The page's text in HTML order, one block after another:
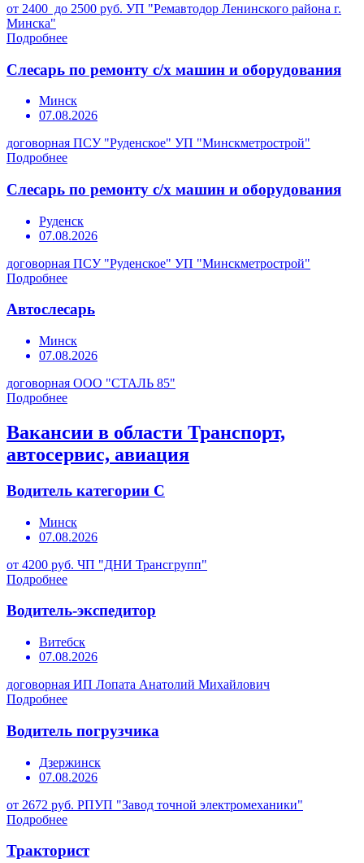
от 2400 до 2500 руб. УП "Ремавтодор Ленинского района г.
Минска"
Подробнее
Слесарь по ремонту с/х машин и оборудования
Минск
07.08.2026
договорная ПСУ "Руденское" УП "Минскметрострой"
Подробнее
Слесарь по ремонту с/х машин и оборудования
Руденск
07.08.2026
договорная ПСУ "Руденское" УП "Минскметрострой"
Подробнее
Автослесарь
Минск
07.08.2026
договорная ООО "СТАЛЬ 85"
Подробнее
Вакансии в области Транспорт,
автосервис, авиация
Водитель категории С
Минск
07.08.2026
от 4200 руб. ЧП "ДНИ Трансгрупп"
Подробнее
Водитель-экспедитор
Витебск
07.08.2026
договорная ИП Лопата Анатолий Михайлович
Подробнее
Водитель погрузчика
Дзержинск
07.08.2026
от 2672 руб. РПУП "Завод точной электромеханики"
Подробнее
Тракторист